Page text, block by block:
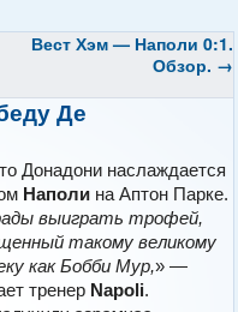
Вест Хэм — Наполи 0:1.
Обзор. →
Де
Донадони наслаждается
Наполи на Аптон Парке.
выиграть трофей,
такому великому
как Бобби Мур,» —
тренер Napoli.